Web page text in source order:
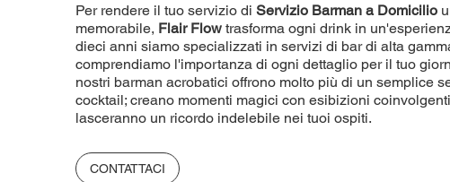
Per rendere il tuo servizio di Servizio Barman a Domicilio
memorabile, Flair Flow trasforma ogni drink in
dieci anni siamo specializzati in servizi di bar di alta
comprendiamo l'importanza di ogni dettaglio per il tuo
nostri barman acrobatici offrono molto più di un semplice
cocktail; creano momenti magici con esibizioni
lasceranno un ricordo indelebile nei tuoi ospiti.
CONTATTACI